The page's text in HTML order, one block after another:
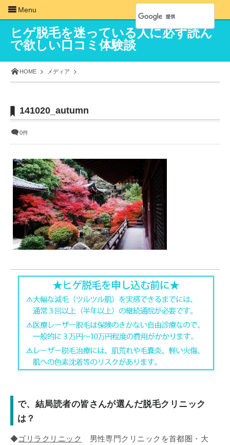
ヒゲ脱毛を迷っている人に必ず読ん
で欲しい口コミ体験談
HOME メディア
141020_autumn
0件
で、結局読者の皆さんが選んだ脱毛クリニック
は？
◆ゴリラクリニック
男性専門クリニックを首都圏・大
Menu